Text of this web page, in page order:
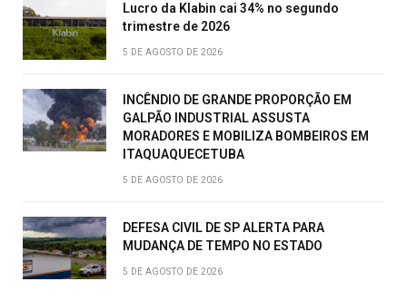
Lucro da Klabin cai 34% no segundo
trimestre de 2026
5 DE AGOSTO DE 2026
INCÊNDIO DE GRANDE PROPORÇÃO EM
GALPÃO INDUSTRIAL ASSUSTA
MORADORES E MOBILIZA BOMBEIROS EM
ITAQUAQUECETUBA
5 DE AGOSTO DE 2026
DEFESA CIVIL DE SP ALERTA PARA
MUDANÇA DE TEMPO NO ESTADO
5 DE AGOSTO DE 2026